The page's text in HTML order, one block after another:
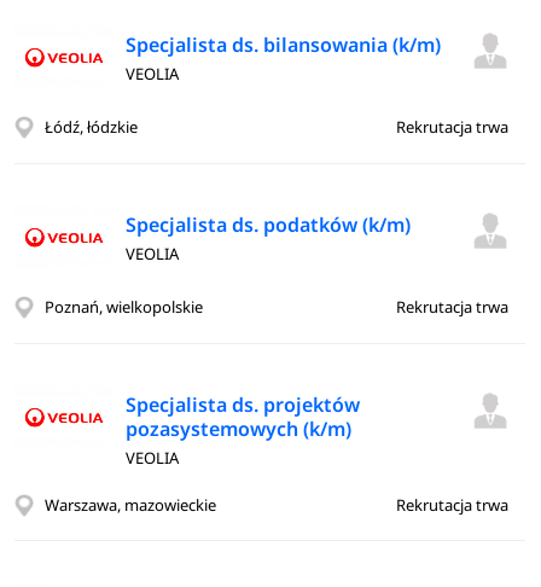
Specjalista ds. bilansowania (k/m)
VEOLIA
Łódź, łódzkie Rekrutacja trwa
Specjalista ds. podatków (k/m)
VEOLIA
Poznań, wielkopolskie Rekrutacja trwa
Specjalista ds. projektów
pozasystemowych (k/m)
VEOLIA
Warszawa, mazowieckie Rekrutacja trwa